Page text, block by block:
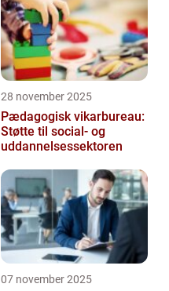
28 november 2025
Pædagogisk vikarbureau:
Støtte til social- og
uddannelsessektoren
07 november 2025